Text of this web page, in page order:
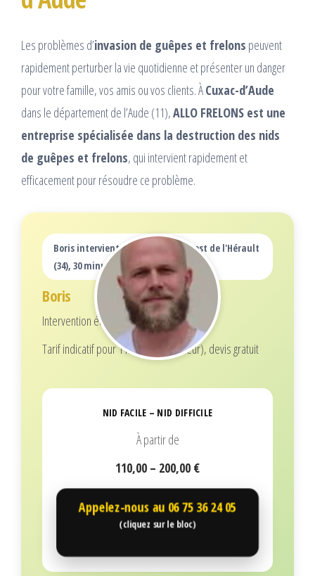
Les problèmes d’invasion de guêpes et frelons peuvent
rapidement perturber la vie quotidienne et présenter un danger
pour votre famille, vos amis ou vos clients. ÀCuxac-d’Aude
dans le département de l’Aude (11),ALLO FRELONS est une
entreprise spécialisée dans la destruction des nids
de guêpes et frelons, qui intervient rapidement et
efficacement pour résoudre ce problème.
Boris intervient dans la partie ouest de l'Hérault
(34), 30 minutes autour de Béziers
Boris
Intervention écoresponsable
Tarif indicatif pour 1 nid (selon hauteur), devis gratuit
NID FACILE – NID DIFFICILE
À partir de
110,00 – 200,00 €
Appelez-nous au 06 75 36 24 05
(cliquez sur le bloc)